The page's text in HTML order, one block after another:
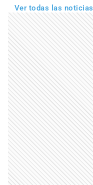
Ver todas las noticias